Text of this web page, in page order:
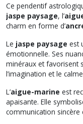
Ce pendentif
jaspe paysage, l’
charm en forme d’
Le jaspe paysage est
émotionnelle. Ses
minéraux et favorisent
l’imagination et le
L’aigue-marine est
apaisante. Elle
communication sincère